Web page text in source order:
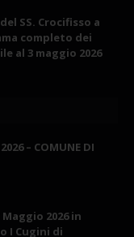
SS. Crocifisso a
completo dei
al 3 maggio 2026
– COMUNE DI
2026 in
I Cugini di